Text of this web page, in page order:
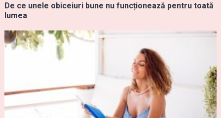
De ce unele obiceiuri bune nu funcționează pentru toată
lumea